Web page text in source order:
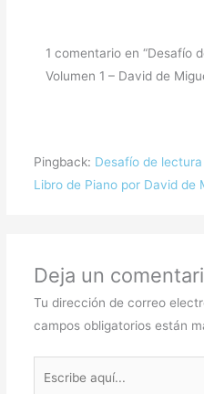
1 comentario en “Desafío
Volumen 1 – David de
Pingback: Desafío de
Libro de Piano por David de
Deja un
Tu dirección de correo
campos obligatorios están